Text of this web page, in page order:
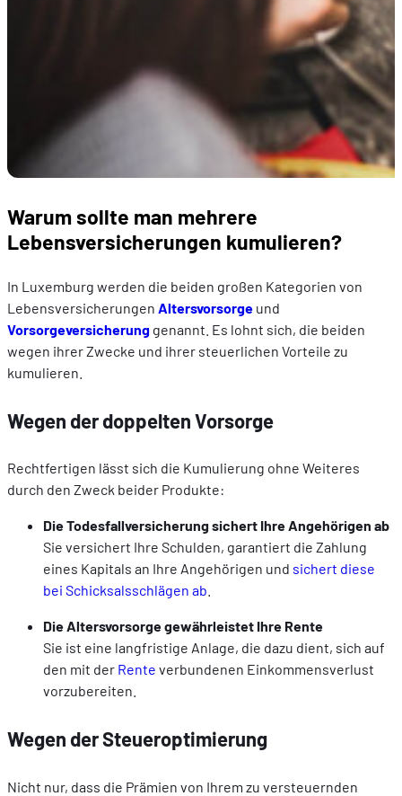
Warum sollte man mehrere
Lebensversicherungen kumulieren?
In Luxemburg werden die beiden großen Kategorien von
Lebensversicherungen Altersvorsorge und
Vorsorgeversicherung genannt. Es lohnt sich, die beiden
wegen ihrer Zwecke und ihrer steuerlichen Vorteile zu
kumulieren.
Wegen der doppelten Vorsorge
Rechtfertigen lässt sich die Kumulierung ohne Weiteres
durch den Zweck beider Produkte:
Die Todesfallversicherung sichert Ihre Angehörigen ab
Sie versichert Ihre Schulden, garantiert die Zahlung
eines Kapitals an Ihre Angehörigen und sichert diese
bei Schicksalsschlägen ab
Die Altersvorsorge gewährleistet Ihre Rente
Sie ist eine langfristige Anlage, die dazu dient, sich auf
den mit der Rente verbundenen Einkommensverlust
vorzubereiten.
Wegen der Steueroptimierung
Nicht nur, dass die Prämien von Ihrem zu versteuernden